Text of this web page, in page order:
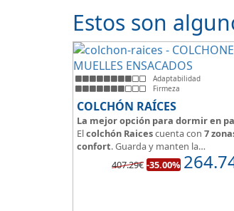
Estos son
Adaptabilidad
Firmeza
COLCHÓN RAÍCES
La mejor opción para dormir en
Elcolchón Raicescuenta con 7
confort. Guarda y manten la
independencia de lechos, un buen
colchón para dormir en pareja.
407.29€ -35.00%